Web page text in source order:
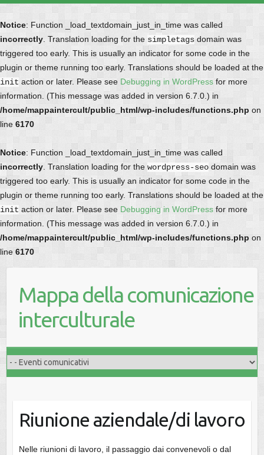
Notice: Function _load_textdomain_just_in_time was called
incorrectly . Translation loading for the simpletags domain was
triggered too early. This is usually an indicator for some code in the
plugin or theme running too early. Translations should be loaded at the
init action or later. Please see Debugging in WordPress for more
information. (This message was added in version 6.7.0.) in
/home/mappaintercult/public_html/wp-includes/functions.php on
line 6170
Notice: Function _load_textdomain_just_in_time was called
incorrectly . Translation loading for the wordpress-seo domain was
triggered too early. This is usually an indicator for some code in the
plugin or theme running too early. Translations should be loaded at the
init action or later. Please see Debugging in WordPress for more
information. (This message was added in version 6.7.0.) in
/home/mappaintercult/public_html/wp-includes/functions.php on
line 6170
Mappa della comunicazione
interculturale
Riunione aziendale/di lavoro
Nelle riunioni di lavoro, il passaggio dai convenevoli o dal